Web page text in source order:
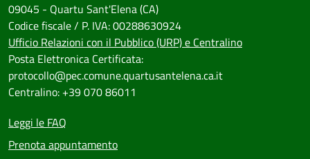
09045 - Quartu Sant'Elena (CA)
Codice fiscale / P. IVA: 00288630924
Ufficio Relazioni con il Pubblico (URP) e Centralino
Posta Elettronica Certificata:
protocollo@pec.comune.quartusantelena.ca.it
Centralino: +39 070 86011
Leggi le FAQ
Prenota appuntamento